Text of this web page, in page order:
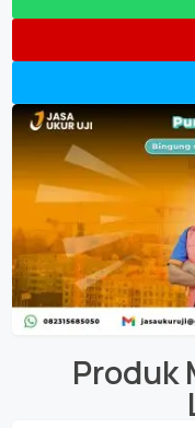
Produk